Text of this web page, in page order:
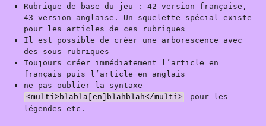
Rubrique de base du jeu : 42 version française,
43 version anglaise. Un squelette spécial existe
pour les articles de ces rubriques
Il est possible de créer une arborescence avec
des sous-rubriques
Toujours créer immédiatement l’article en
français puis l’article en anglais
ne pas oublier la syntaxe
<multi>blabla[en]blahblah</multi>
pour les
légendes etc.